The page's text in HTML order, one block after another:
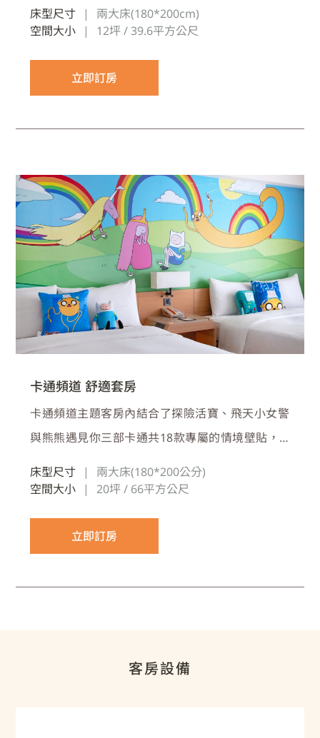
擁有自在舒適，最適合一家大小或三五好友一同入
床型尺寸 |
兩大床(180*200cm)
空間大小
| 12坪 / 39.6平方公尺
立即訂房
卡通頻道 舒適套房
卡通頻道主題客房內結合了探險活寶、飛天小女警
與熊熊遇見你三部卡通共18款專屬的情境壁貼，
及優質睡床、加厚寢具與完整隔音，為空暇旅遊品
床型尺寸 |
兩大床(180*200公分)
空間大小
| 20坪 / 66平方公尺
立即訂房
客房設備